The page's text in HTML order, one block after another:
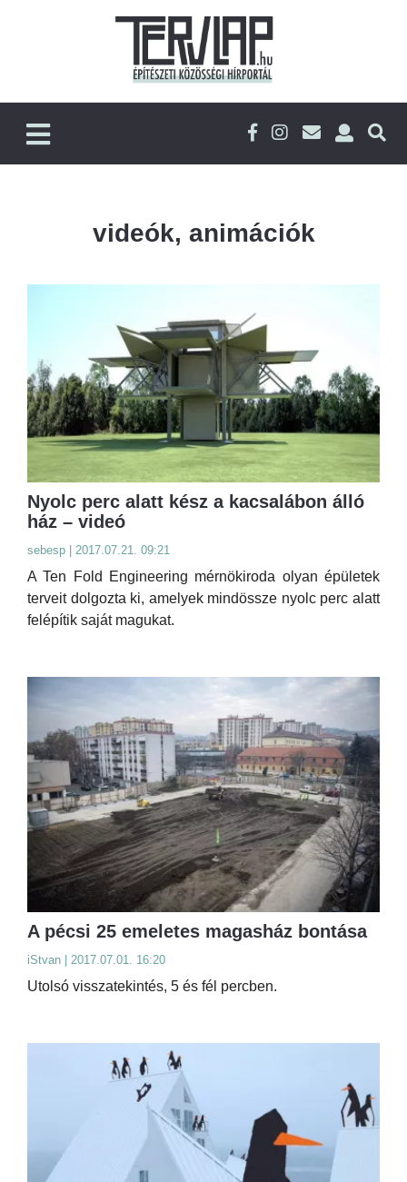
videók, animációk
Nyolc perc alatt kész a kacsalábon álló
ház – videó
sebesp | 2017.07.21. 09:21
A Ten Fold Engineering mérnökiroda olyan épületek
terveit dolgozta ki, amelyek mindössze nyolc perc alatt
felépítik saját magukat.
A pécsi 25 emeletes magasház bontása
iStvan | 2017.07.01. 16:20
Utolsó visszatekintés, 5 és fél percben.